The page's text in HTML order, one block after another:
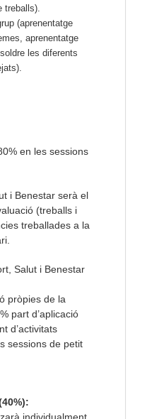
treballs).
(aprenentatge
aprenentatge
les diferents
en les sessions
i Benestar serà el
(treballs i
treballades a la
Salut i Benestar
pròpies de la
part d’aplicació
d’activitats
sessions de petit